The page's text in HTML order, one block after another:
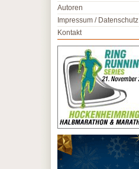
Autoren
Impressum / Datenschutz
Kontakt